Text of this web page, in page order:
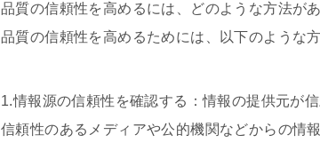
品質の信頼性を高めるには、どのような方法が
品質の信頼性を高めるためには、以下のような
1.情報源の信頼性を確認する：情報の提供元が
信頼性のあるメディアや公的機関などからの情